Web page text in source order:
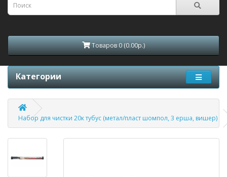
Товаров 0 (0.00р.)
Категории
Набор для чистки 20к тубус (метал/пласт шомпол, 3 ерша, вишер)